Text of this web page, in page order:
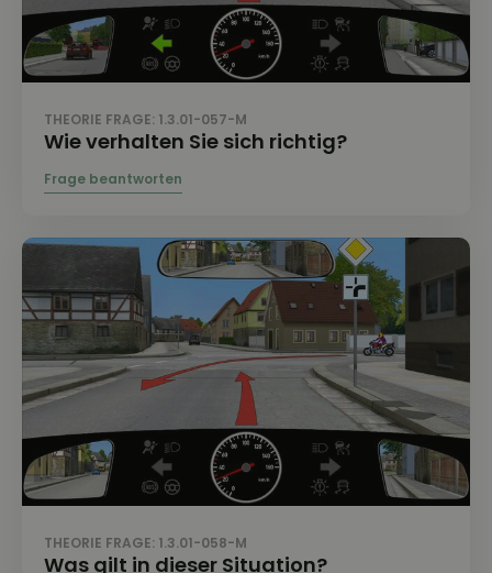
THEORIE FRAGE: 1.3.01-057-M
Wie verhalten Sie sich richtig?
THEORIE FRAGE: 1.3.01-058-M
Was gilt in dieser Situation?